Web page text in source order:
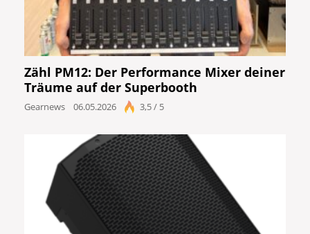
Zähl PM12: Der Performance Mixer deiner
Träume auf der Superbooth
Gearnews 06.05.2026 3,5 / 5